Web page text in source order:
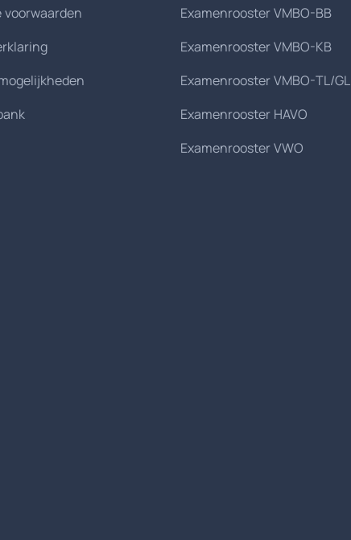
voorwaarden
Examenrooster VMBO-BB
Examenrooster VMBO-KB
Examenrooster VMBO-TL/GL
Examenrooster HAVO
Examenrooster VWO